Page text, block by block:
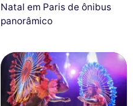
Natal em Paris de ônibus
panorâmico